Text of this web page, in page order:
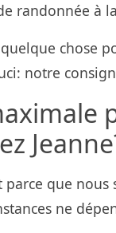
randonnée à
chose
notre
que
ne